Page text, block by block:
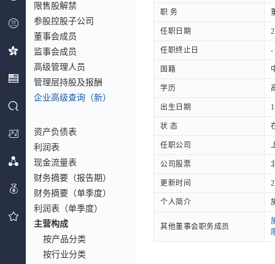
限售股解禁
参股控股子公司
董事会成员
监事会成员
高级管理人员
管理层持股及报酬
企业高级查询（新）
资产负债表
利润表
现金流量表
财务摘要（报告期）
财务摘要（单季度）
利润表（单季度）
主营构成
按产品分类
按行业分类
职 务
任职日期
任职终止日 -
国籍
学历
出生日期
状 态
任职公司
公司股票
更新时间
个人简介
其他董事会职务成员